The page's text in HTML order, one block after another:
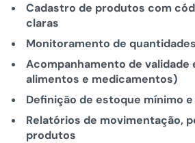
Cadastro de produtos com
claras
Monitoramento de
Acompanhamento de validade
alimentos e medicamentos)
Definição de estoque mínimo
Relatórios de movimentação,
produtos